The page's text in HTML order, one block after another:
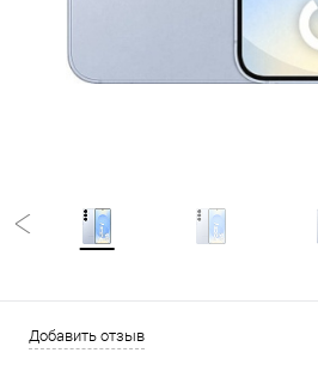
Добавить отзыв